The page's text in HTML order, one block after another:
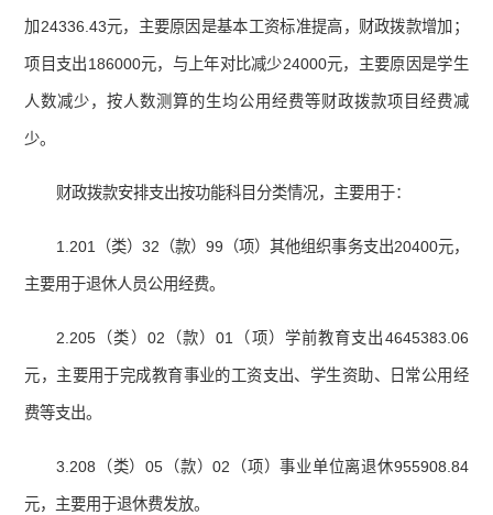
加24336.43元，主要原因是基本工资标准提高，财政拨款增加；
项目支出186000元，与上年对比减少24000元，主要原因是学生
人数减少，按人数测算的生均公用经费等财政拨款项目经费减
少。
财政拨款安排支出按功能科目分类情况，主要用于：
1.201（类）32（款）99（项）其他组织事务支出20400元，
主要用于退休人员公用经费。
2.205（类）02（款）01（项）学前教育支出4645383.06
元，主要用于完成教育事业的工资支出、学生资助、日常公用经
费等支出。
3.208（类）05（款）02（项）事业单位离退休955908.84
元，主要用于退休费发放。